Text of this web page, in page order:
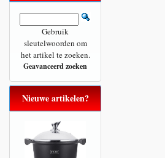
Gebruik
sleutelwoorden om
het artikel te zoeken.
Geavanceerd zoeken
Nieuwe artikelen?